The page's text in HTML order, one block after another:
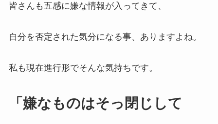
皆さんも五感に嫌な情報が入ってきて、
自分を否定された気分になる事、ありますよね。
私も現在進行形でそんな気持ちです。
「嫌なものはそっ閉じして